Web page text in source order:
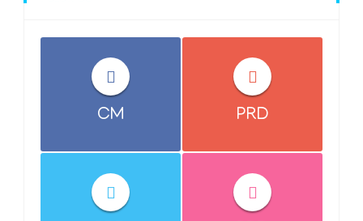
CM PRD